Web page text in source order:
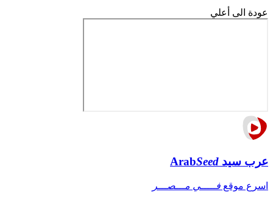
عودة الى أعلي
عرب سيد ArabSeed
اسرع موقع فـــــي مـــصـــر